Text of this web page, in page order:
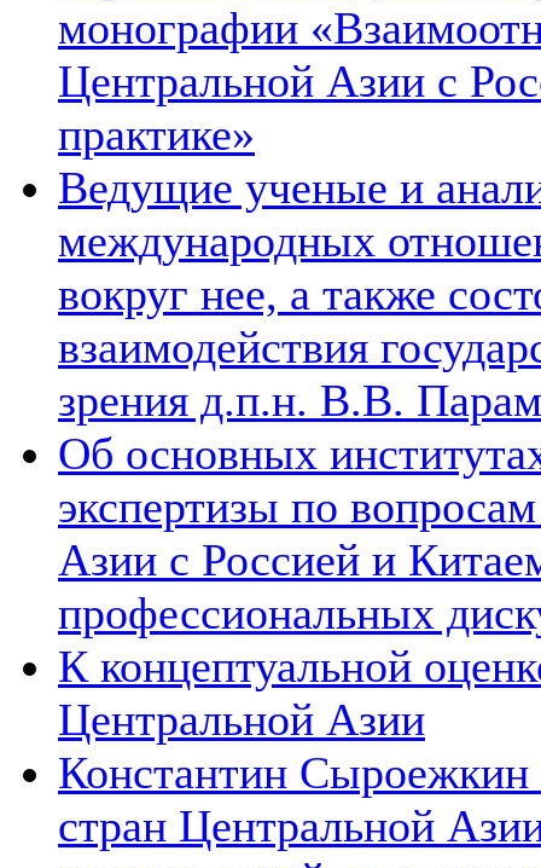
монографии
Центральной Азии с
практике»
Ведущие ученые и
международных
вокруг нее, а также
взаимодействия
зрения д.п.н. В.В.
Об основных
экспертизы по
Азии с Россией и
профессиональных
К концептуальной
Центральной Азии
Константин Сыроежкин
стран Центральной